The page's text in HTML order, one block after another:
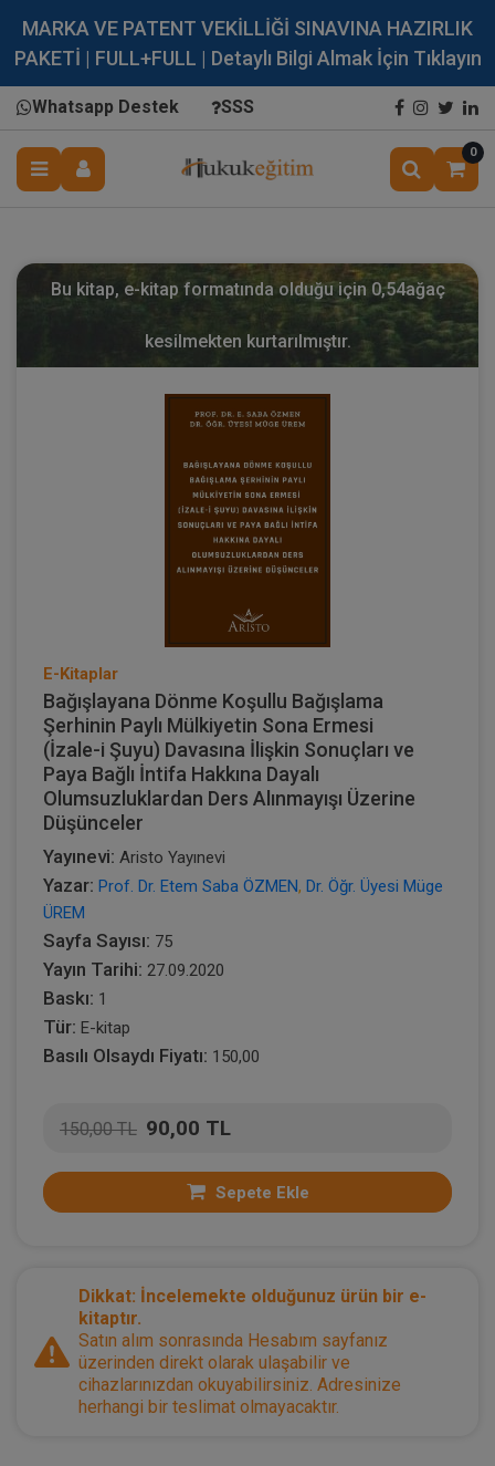
MARKA VE PATENT VEKİLLİĞİ SINAVINA HAZIRLIK
PAKETİ | FULL+FULL | Detaylı Bilgi Almak İçin Tıklayın
Whatsapp Destek SSS
0
Bu kitap, e-kitap formatında olduğu için 0,54ağaç
kesilmekten kurtarılmıştır.
E-Kitaplar
Bağışlayana Dönme Koşullu Bağışlama
Şerhinin Paylı Mülkiyetin Sona Ermesi
(İzale-i Şuyu) Davasına İlişkin Sonuçları ve
Paya Bağlı İntifa Hakkına Dayalı
Olumsuzluklardan Ders Alınmayışı Üzerine
Düşünceler
Yayınevi: Aristo Yayınevi
Yazar: Prof. Dr. Etem Saba ÖZMEN, Dr. Öğr. Üyesi Müge
ÜREM
Sayfa Sayısı: 75
Yayın Tarihi: 27.09.2020
Baskı: 1
Tür: E-kitap
Basılı Olsaydı Fiyatı: 150,00
150,00 TL 90,00 TL
Sepete Ekle
Dikkat: İncelemekte olduğunuz ürün bir e-
kitaptır.
Satın alım sonrasında Hesabım sayfanız
üzerinden direkt olarak ulaşabilir ve
cihazlarınızdan okuyabilirsiniz. Adresinize
herhangi bir teslimat olmayacaktır.